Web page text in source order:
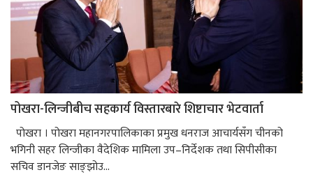
पोखरा-लिन्जीबीच सहकार्य विस्तारबारे शिष्टाचार भेटवार्ता
पोखरा । पोखरा महानगरपालिकाका प्रमुख धनराज आचार्यसँग चीनको
भगिनी सहर लिन्जीका वैदेशिक मामिला उप–निर्देशक तथा सिपीसीका
सचिव डानजेङ साङ्झोउ...